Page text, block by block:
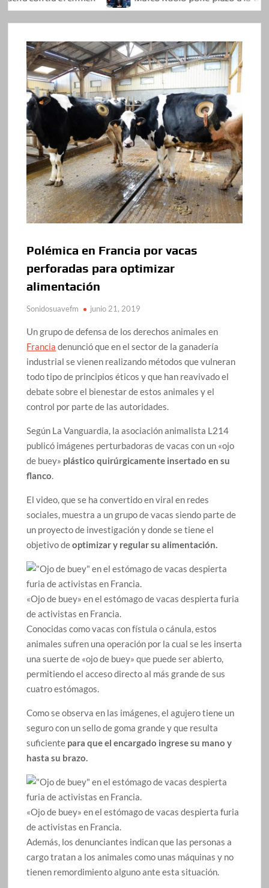
Polémica en Francia por vacas
perforadas para optimizar
alimentación
Sonidosuavefm junio 21, 2019
Un grupo de defensa de los derechos animales en
Francia denunció que en el sector de la ganadería
industrial se vienen realizando métodos que vulneran
todo tipo de principios éticos y que han reavivado el
debate sobre el bienestar de estos animales y el
control por parte de las autoridades.
Según La Vanguardia, la asociación animalista L214
publicó imágenes perturbadoras de vacas con un «ojo
de buey» plástico quirúrgicamente insertado en su
flanco.
El video, que se ha convertido en viral en redes
sociales, muestra a un grupo de vacas siendo parte de
un proyecto de investigación y donde se tiene el
objetivo deoptimizar y regular su alimentación.
«Ojo de buey» en el estómago de vacas despierta furia
de activistas en Francia.
Conocidas como vacas con fístula o cánula, estos
animales sufren una operación por la cual se les inserta
una suerte de «ojo de buey» que puede ser abierto,
permitiendo el acceso directo al más grande de sus
cuatro estómagos.
Como se observa en las imágenes, el agujero tiene un
seguro con un sello de goma grande y que resulta
suficiente para que el encargado ingrese su mano y
hasta su brazo.
«Ojo de buey» en el estómago de vacas despierta furia
de activistas en Francia.
Además, los denunciantes indican que las personas a
cargo tratan a los animales como unas máquinas y no
tienen remordimiento alguno ante esta situación.